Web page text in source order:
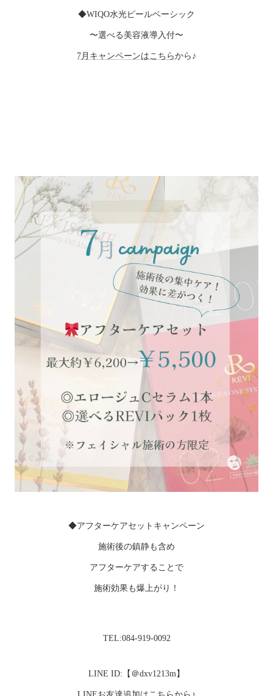
◆WIQO水光ピールベーシック
〜選べる美容液導入付〜
7月キャンペーンはこちらから♪
◆アフターケアセットキャンペーン
施術後の鎮静も含め
アフターケアすることで
施術効果も爆上がり！
TEL:084-919-0092
LINE ID:【＠dxv1213m】